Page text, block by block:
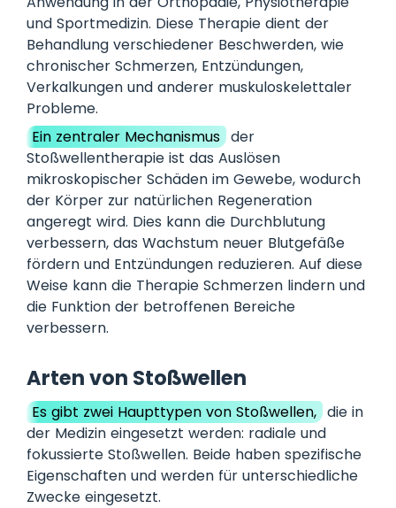
und Sportmedizin. Diese Therapie dient der
Behandlung verschiedener Beschwerden, wie
chronischer Schmerzen, Entzündungen,
Verkalkungen und anderer muskuloskelettaler
Probleme.
Ein zentraler Mechanismus der
Stoßwellentherapie ist das Auslösen
mikroskopischer Schäden im Gewebe, wodurch
der Körper zur natürlichen Regeneration
angeregt wird. Dies kann die Durchblutung
verbessern, das Wachstum neuer Blutgefäße
fördern und Entzündungen reduzieren. Auf diese
Weise kann die Therapie Schmerzen lindern und
die Funktion der betroffenen Bereiche
verbessern.
Arten von Stoßwellen
Es gibt zwei Haupttypen von Stoßwellen, die in
der Medizin eingesetzt werden: radiale und
fokussierte Stoßwellen. Beide haben spezifische
Eigenschaften und werden für unterschiedliche
Zwecke eingesetzt.